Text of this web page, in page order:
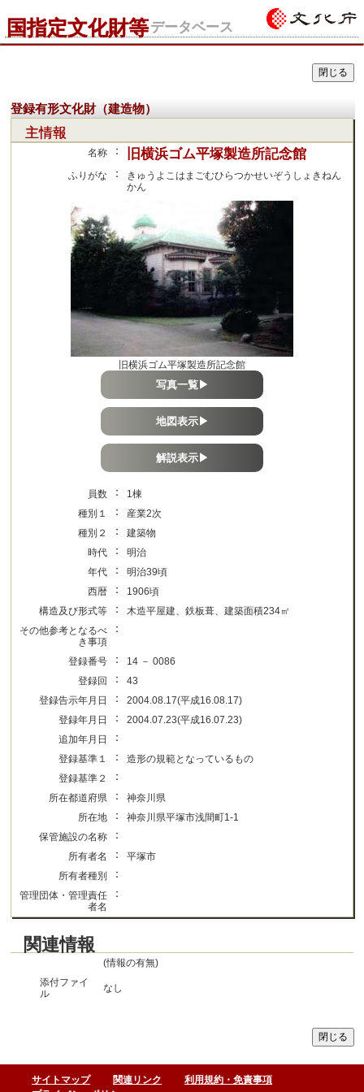
国指定文化財等データベース
登録有形文化財（建造物）
主情報
名称 ： 旧横浜ゴム平塚製造所記念館
ふりがな ：
きゅうよこはまごむひらつかせいぞうしょきねん
かん
旧横浜ゴム平塚製造所記念館
写真一覧▶
地図表示▶
解説表示▶
員数 ：
1棟
種別１
：
産業2次
種別２
：
建築物
時代
：
明治
年代
：
明治39頃
西暦
：
1906頃
構造及び形式等
：
木造平屋建、鉄板葺、建築面積234㎡
その他参考となるべ
き事項
：
登録番号 ：
14 － 0086
登録回
：
43
登録告示年月日
：
2004.08.17(平成16.08.17)
登録年月日
：
2004.07.23(平成16.07.23)
追加年月日
：
登録基準１ ：
造形の規範となっているもの
登録基準２
：
所在都道府県 ：
神奈川県
所在地
：
神奈川県平塚市浅間町1-1
保管施設の名称
：
所有者名 ：
平塚市
所有者種別
：
管理団体・管理責任
者名
：
関連情報
(情報の有無)
添付ファイ
ル
なし
サイトマップ 関連リンク
利用規約・免責事項